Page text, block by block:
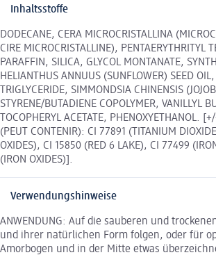
Inhaltsstoffe
DODECANE, CERA MICROCRISTALLINA
CIRE MICROCRISTALLINE), PENTAERYTHRITYL
PARAFFIN, SILICA, GLYCOL MONTANATE,
HELIANTHUS ANNUUS (SUNFLOWER) SEED
TRIGLYCERIDE, SIMMONDSIA CHINENSIS
STYRENE/BUTADIENE COPOLYMER, VANILLYL
TOCOPHERYL ACETATE, PHENOXYETHANOL.
(PEUT CONTENIR): CI 77891 (TITANIUM
OXIDES), CI 15850 (RED 6 LAKE), CI 77499
(IRON OXIDES)].
Verwendungshinweise
ANWENDUNG: Auf die sauberen und
und ihrer natürlichen Form folgen, oder für
Amorbogen und in der Mitte etwas